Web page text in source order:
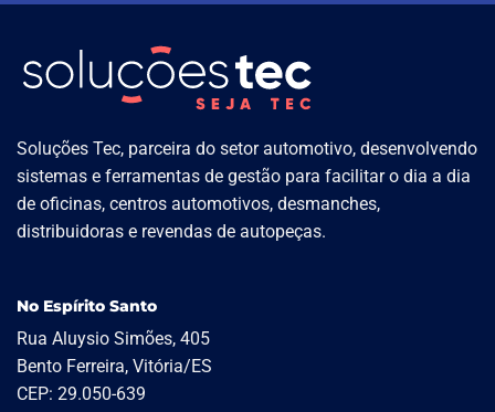
Soluções Tec, parceira do setor automotivo, desenvolvendo
sistemas e ferramentas de gestão para facilitar o dia a dia
de oficinas, centros automotivos, desmanches,
distribuidoras e revendas de autopeças.
No Espírito Santo
Rua Aluysio Simões, 405
Bento Ferreira, Vitória/ES
CEP: 29.050-639